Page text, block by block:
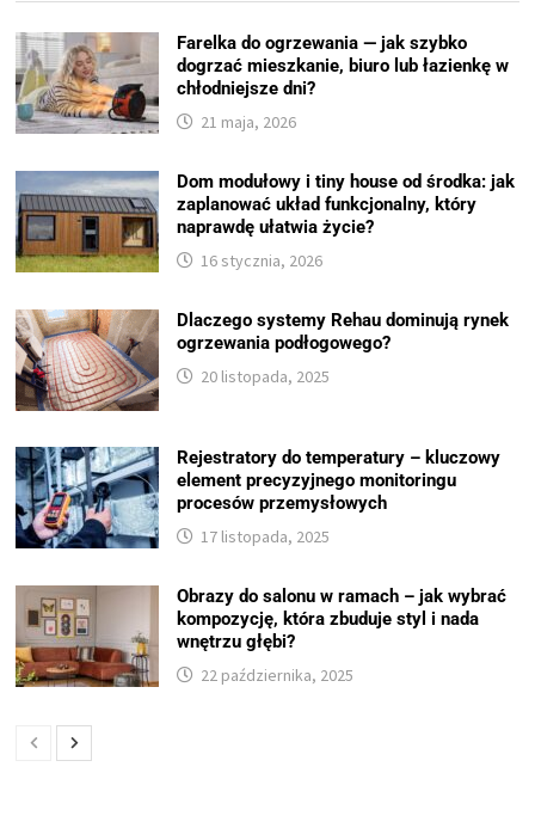
Farelka do ogrzewania — jak szybko
dogrzać mieszkanie, biuro lub łazienkę w
chłodniejsze dni?
21 maja, 2026
Dom modułowy i tiny house od środka: jak
zaplanować układ funkcjonalny, który
naprawdę ułatwia życie?
16 stycznia, 2026
Dlaczego systemy Rehau dominują rynek
ogrzewania podłogowego?
20 listopada, 2025
Rejestratory do temperatury – kluczowy
element precyzyjnego monitoringu
procesów przemysłowych
17 listopada, 2025
Obrazy do salonu w ramach – jak wybrać
kompozycję, która zbuduje styl i nada
wnętrzu głębi?
22 października, 2025